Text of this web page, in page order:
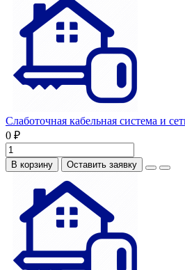
Слаботочная кабельная система и
0 ₽
В корзину Оставить заявку